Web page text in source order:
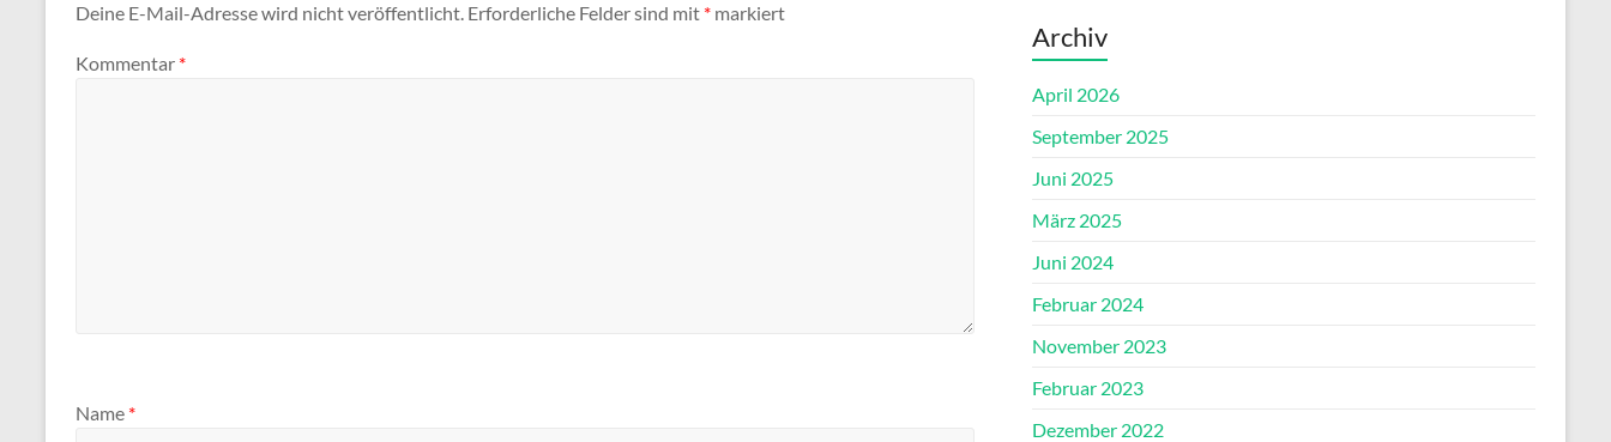
Deine E-Mail-Adresse wird nicht veröffentlicht. Erforderliche Felder sind mit * markiert
Kommentar *
Name *
Archiv
April 2026
September 2025
Juni 2025
März 2025
Juni 2024
Februar 2024
November 2023
Februar 2023
Dezember 2022